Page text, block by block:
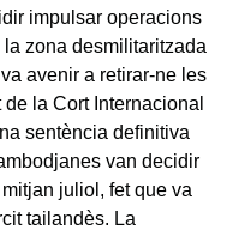
impulsar operacions
zona desmilitaritzada
avenir a retirar-ne les
la Cort Internacional
sentència definitiva
van decidir
juliol, fet que va
tailandès. La